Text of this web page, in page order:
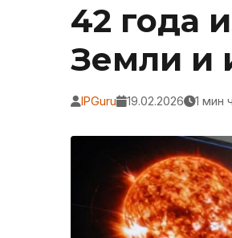
42 года
Земли и
IPGuru 19.02.2026 1 мин